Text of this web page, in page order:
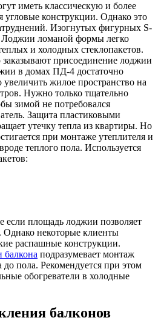
иметь классическую и более
конструкции. Однако это
Изогнутых фигурных S-
Лоджии ломаной формы легко
и холодных стеклопакетов.
заказывают присоединение лоджии
в домах ПД-4 достаточно
жилое пространство на
Нужно только тщательно
зимой не потребовался
Защита пластиковыми
утечку тепла из квартиры. Но
при монтаже утеплителя и
теплого пола. Используется
если площадь лоджии позволяет
Однако некоторые клиенты
распашные конструкции.
подразумевает монтаж
до пола. Рекомендуется при этом
обогреватели в холодные
балконов